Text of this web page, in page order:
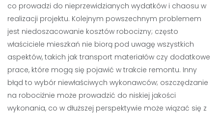
co prowadzi do nieprzewidzianych wydatków i chaosu w
realizacji projektu. Kolejnym powszechnym problemem
jest niedoszacowanie kosztów robocizny; często
właściciele mieszkań nie biorą pod uwagę wszystkich
aspektów, takich jak transport materiałów czy dodatkowe
prace, które mogą się pojawić w trakcie remontu. Inny
błąd to wybór niewłaściwych wykonawców; oszczędzanie
na robociźnie może prowadzić do niskiej jakości
wykonania, co w dłuższej perspektywie może wiązać się z